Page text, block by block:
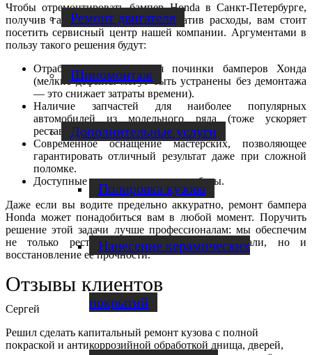
Ремонт двигателя
Шиномонтаж
Дополнительные услуги
Полировка кузова
Нанесение керамических
покрытий
Чтобы отремонтировать бампер Honda в Санкт-Петербурге,
получив гарантию качества и сократив расходы, вам стоит
посетить сервисный центр нашей компании. Аргументами в
пользу такого решения будут:
Отработанная технология починки бамперов Хонда
(мелкие дефекты могут быть устранены без демонтажа
— это снижает затраты времени).
Наличие запчастей для наиболее популярных
автомобилей из модельного ряда (тоже ускоряет
реставрацию).
Современное оснащение мастерских, позволяющее
гарантировать отличный результат даже при сложной
поломке.
Доступные цены на ремонтные работы.
Даже если вы водите предельно аккуратно, ремонт бампера
Honda может понадобиться вам в любой момент. Поручить
решение этой задачи лучше профессионалам: мы обеспечим
не только реставрацию внешнего вида детали, но и
восстановление её прочности.
Отзывы клиентов
Сергей
Решил сделать капитальный ремонт кузова с полной
покраской и антикоррозийной обработкой днища, дверей,